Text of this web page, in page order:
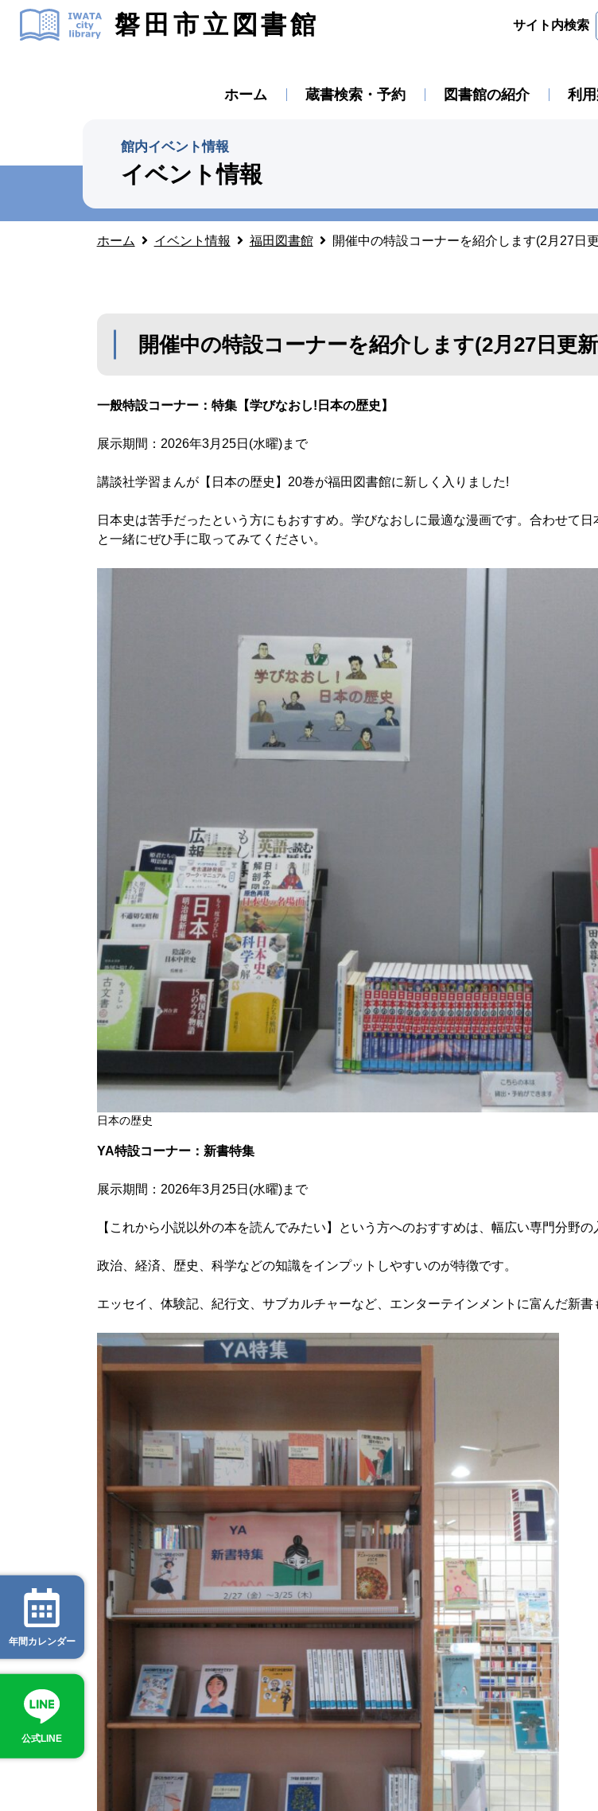
磐田市立図書館 サイト内検索
ホーム 蔵書検索・予約 図書館の紹介 利
館内イベント情報
イベント情報
ホーム イベント情報 福田図書館 開催中の特設コーナーを紹介します(2月27日
開催中の特設コーナーを紹介します(2月27日更
一般特設コーナー：特集【学びなおし!日本の歴史】
展示期間：2026年3月25日(水曜)まで
講談社学習まんが【日本の歴史】20巻が福田図書館に新しく入りました!
日本史は苦手だったという方にもおすすめ。学びなおしに最適な漫画です。合わせて
と一緒にぜひ手に取ってみてください。
日本の歴史
YA特設コーナー：新書特集
展示期間：2026年3月25日(水曜)まで
【これから小説以外の本を読んでみたい】という方へのおすすめは、幅広い専門分野の
政治、経済、歴史、科学などの知識をインプットしやすいのが特徴です。
エッセイ、体験記、紀行文、サブカルチャーなど、エンターテインメントに富んだ新書
年間カレンダー
公式LINE